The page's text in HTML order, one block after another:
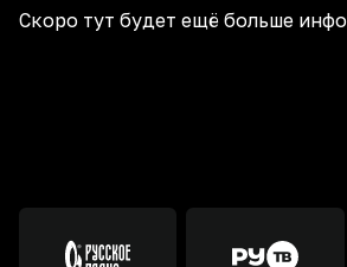
Скоро тут будет ещё больше